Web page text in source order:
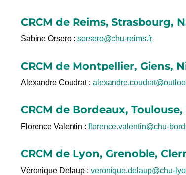
CRCM de Reims, Strasbourg,
Sabine Orsero : sorsero@chu-reims.fr
CRCM de Montpellier, Giens,
Alexandre Coudrat :
CRCM de Bordeaux,
Florence Valentin : florence.valentin@chu-
CRCM de Lyon, Grenoble,
Véronique Delaup : veronique.delaup@chu-